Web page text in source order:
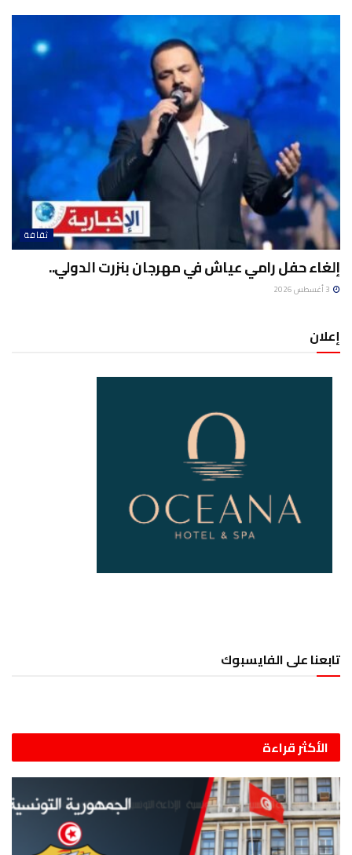
ثقافة
إلغاء حفل رامي عياش في مهرجان بنزرت الدولي..
إعلان
تابعنا على الفايسبوك
الأكثر قراءة